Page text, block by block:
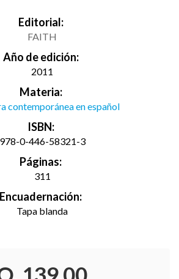
Editorial:
FAITH
Año de edición:
2011
Materia:
contemporánea en español
ISBN:
978-0-446-58321-3
Páginas:
311
Encuadernación:
Tapa blanda
139.00